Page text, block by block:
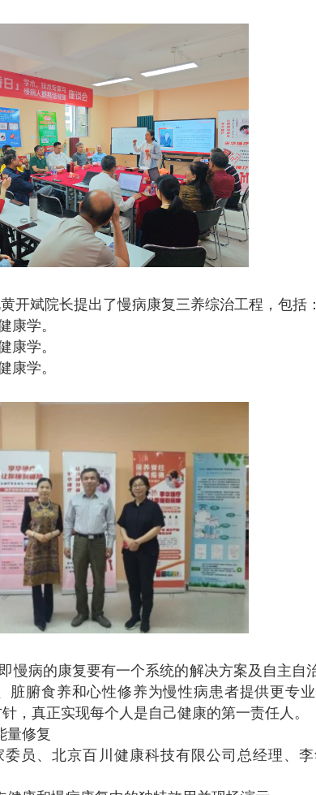
开斌院长提出了慢病康复三养综治工程，包括：
学。
学。
学。
慢病的康复要有一个系统的解决方案及自主自
腑食养和心性修养为慢性病患者提供更专
，真正实现每个人是自己健康的第一责任人。
量修复
员、北京百川健康科技有限公司总经理、